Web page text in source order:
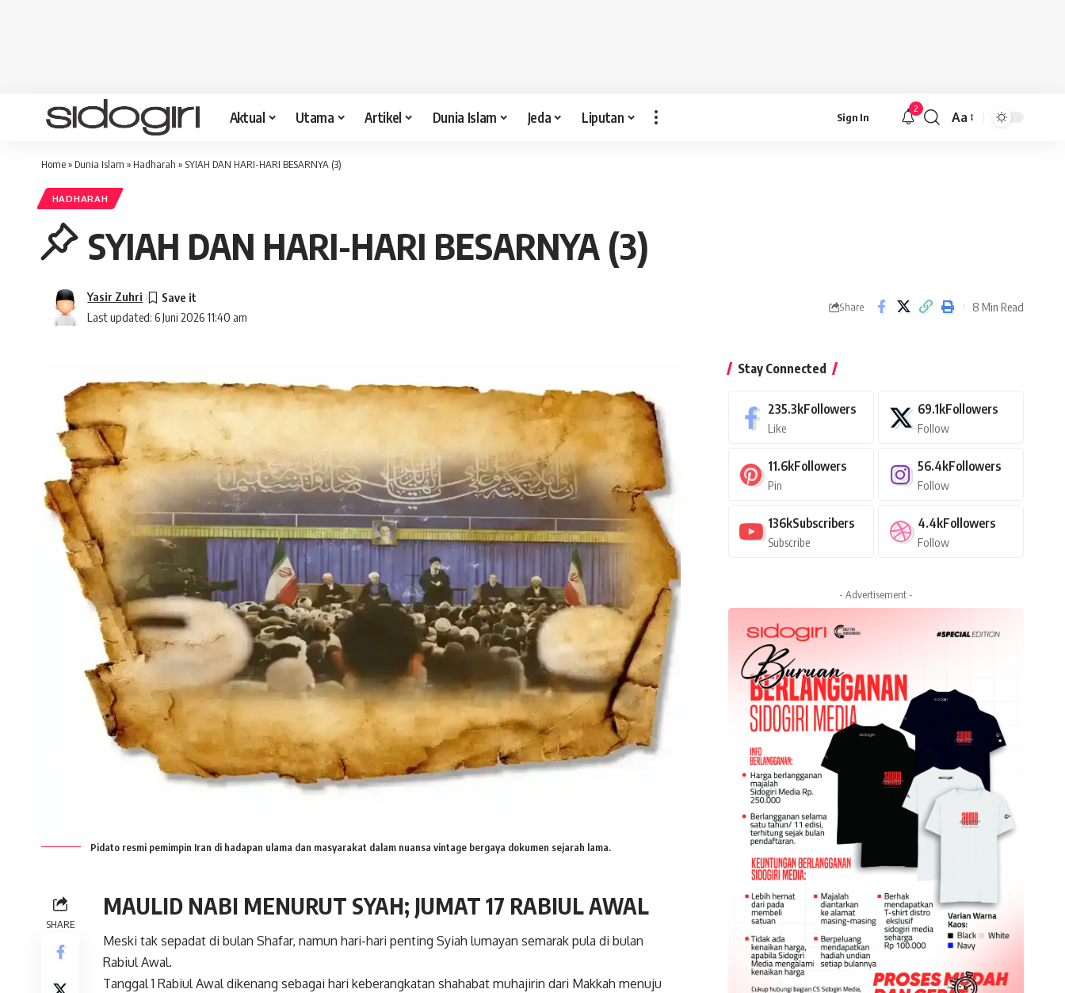
Aktual Utama Artikel Dunia Islam Jeda Liputan Sign In
2
Font
Aa
Home» Dunia Islam » Hadharah » SYIAH DAN HARI-HARI BESARNYA (3)
HADHARAH
SYIAH DAN HARI-HARI BESARNYA (3)
Last updated: 6 Juni 2026 11:40 am
Yasir Zuhri
Share 8 Min Read
Pidato resmi pemimpin Iran di hadapan ulama dan masyarakat dalam nuansa vintage bergaya dokumen sejarah lama.
SHARE
MAULID NABI MENURUT SYAH; JUMAT 17 RABIUL AWAL
Meski tak sepadat di bulan Shafar, namun hari-hari penting Syiah lumayan semarak pula di bulan
Rabiul Awal.
Tanggal 1 Rabiul Awal dikenang sebagai hari keberangkatan shahabat muhajirin dari Makkah menuju
Stay Connected
235.3kFollowers
Like
69.1kFollowers
Follow
11.6kFollowers
Pin
56.4kFollowers
Follow
136kSubscribers
Subscribe
4.4kFollowers
Follow
- Advertisement -